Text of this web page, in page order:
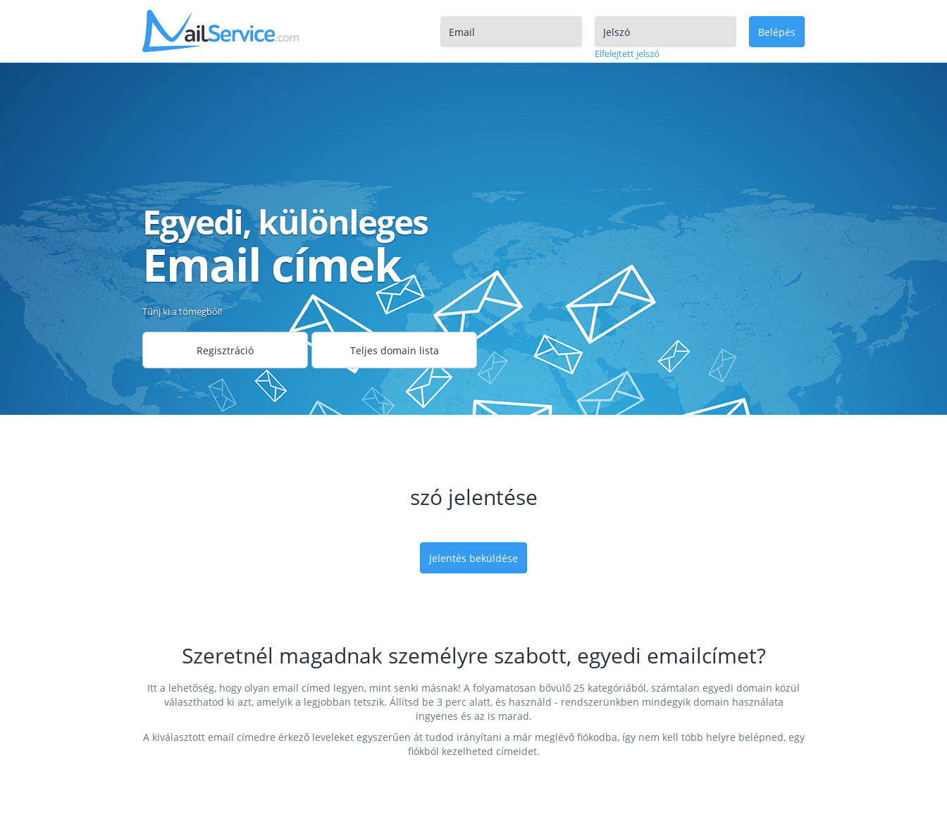
Elfelejtett jelszó
Belépés
Egyedi, különleges
Email címek
Tűnj ki a tömegből!
Regisztráció Teljes domain lista
szó jelentése
Jelentés beküldése
Szeretnél magadnak személyre szabott, egyedi emailcímet?
Itt a lehetőség, hogy olyan email címed legyen, mint senki másnak! A folyamatosan bővülő 25 kategóriából, számtalan egyedi domain közül
választhatod ki azt, amelyik a legjobban tetszik. Állítsd be 3 perc alatt, és használd - rendszerünkben mindegyik domain használata
ingyenes és az is marad.
A kiválasztott email címedre érkező leveleket egyszerűen át tudod irányítani a már meglévő fiókodba, így nem kell több helyre belépned, egy
fiókból kezelheted címeidet.